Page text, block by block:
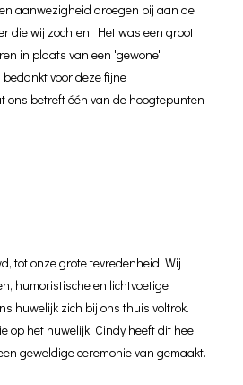
aanwezigheid droegen bij aan de
die wij zochten. Het was een groot
in plaats van een 'gewone'
voor deze fijne
ons betreft één van de hoogtepunten
tot onze grote tevredenheid. Wij
humoristische en lichtvoetige
huwelijk zich bij ons thuis voltrok.
op het huwelijk. Cindy heeft dit heel
geweldige ceremonie van gemaakt.